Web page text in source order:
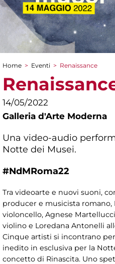
Tu sei qui
Home > Eventi > Renaissance
14/05/2022
Galleria d'Arte Moderna
Una video-audio
Notte dei Musei.
#NdMRoma22
Tra videoarte e nuovi suoni,
producer e musicista romano,
violoncello, Agnese
violino e Loredana Antonelli
Cinque artisti si incontrano
inedito in esclusiva per la
concetto di Rinascita. Uno